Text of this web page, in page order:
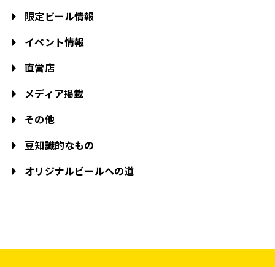
限定ビール情報
イベント情報
直営店
メディア掲載
その他
豆知識的なもの
オリジナルビールへの道